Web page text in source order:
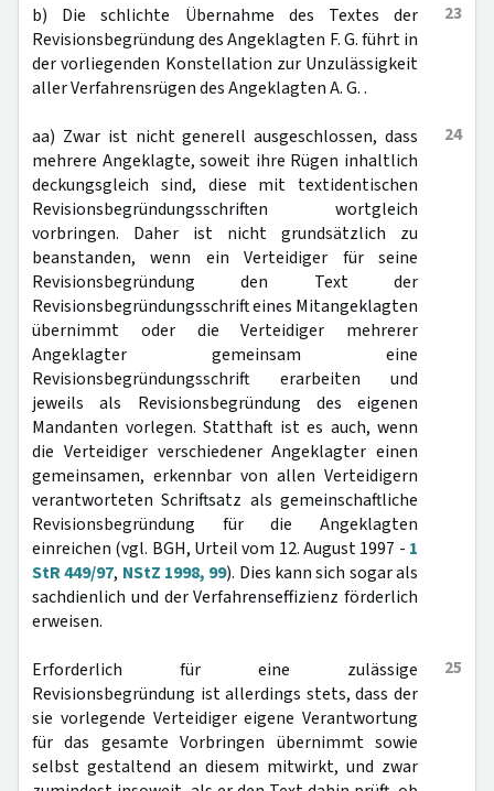
23
b) Die schlichte Übernahme des Textes der
Revisionsbegründung des Angeklagten F. G. führt in
der vorliegenden Konstellation zur Unzulässigkeit
aller Verfahrensrügen des Angeklagten A. G. .
24
aa) Zwar ist nicht generell ausgeschlossen, dass
mehrere Angeklagte, soweit ihre Rügen inhaltlich
deckungsgleich sind, diese mit textidentischen
Revisionsbegründungsschriften wortgleich
vorbringen. Daher ist nicht grundsätzlich zu
beanstanden, wenn ein Verteidiger für seine
Revisionsbegründung den Text der
Revisionsbegründungsschrift eines Mitangeklagten
übernimmt oder die Verteidiger mehrerer
Angeklagter gemeinsam eine
Revisionsbegründungsschrift erarbeiten und
jeweils als Revisionsbegründung des eigenen
Mandanten vorlegen. Statthaft ist es auch, wenn
die Verteidiger verschiedener Angeklagter einen
gemeinsamen, erkennbar von allen Verteidigern
verantworteten Schriftsatz als gemeinschaftliche
Revisionsbegründung für die Angeklagten
einreichen (vgl. BGH, Urteil vom 12. August 1997 - 1
StR 449/97, NStZ 1998, 99). Dies kann sich sogar als
sachdienlich und der Verfahrenseffizienz förderlich
erweisen.
25
Erforderlich für eine zulässige
Revisionsbegründung ist allerdings stets, dass der
sie vorlegende Verteidiger eigene Verantwortung
für das gesamte Vorbringen übernimmt sowie
selbst gestaltend an diesem mitwirkt, und zwar